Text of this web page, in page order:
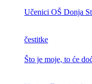
čestitke
Što je moje, to će